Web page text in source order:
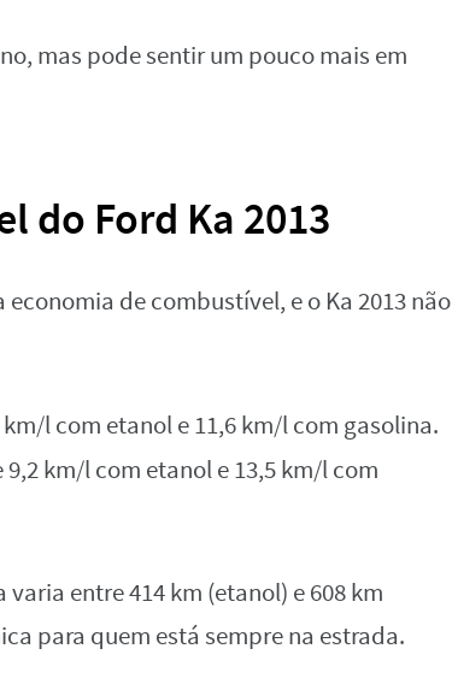
mas pode sentir um pouco mais em
do Ford Ka 2013
de combustível, e o Ka 2013 não
l com etanol e 11,6 km/l com gasolina.
km/l com etanol e 13,5 km/l com
entre 414 km (etanol) e 608 km
para quem está sempre na estrada.